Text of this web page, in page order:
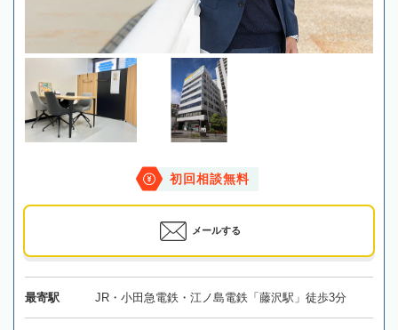
初回相談無料
メールする
最寄駅 JR・小田急電鉄・江ノ島電鉄「藤沢駅」徒歩3分